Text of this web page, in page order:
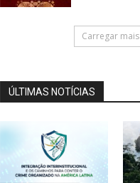
Carregar mais
ÚLTIMAS NOTÍCIAS